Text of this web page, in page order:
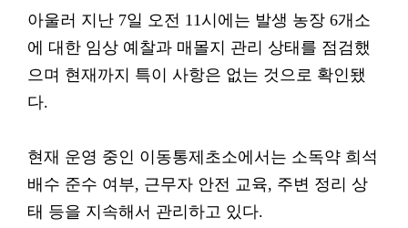
아울러 지난 7일 오전 11시에는 발생 농장 6개소
에 대한 임상 예찰과 매몰지 관리 상태를 점검했
으며 현재까지 특이 사항은 없는 것으로 확인됐
다.
현재 운영 중인 이동통제초소에서는 소독약 희석
배수 준수 여부, 근무자 안전 교육, 주변 정리 상
태 등을 지속해서 관리하고 있다.